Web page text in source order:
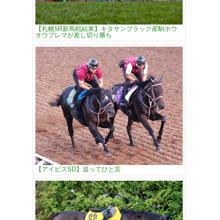
【札幌5R新馬戦結果】キタサンブラック産駒ホウ
オウプレマが差し切り勝ち
【アイビスSD】追ってひと言